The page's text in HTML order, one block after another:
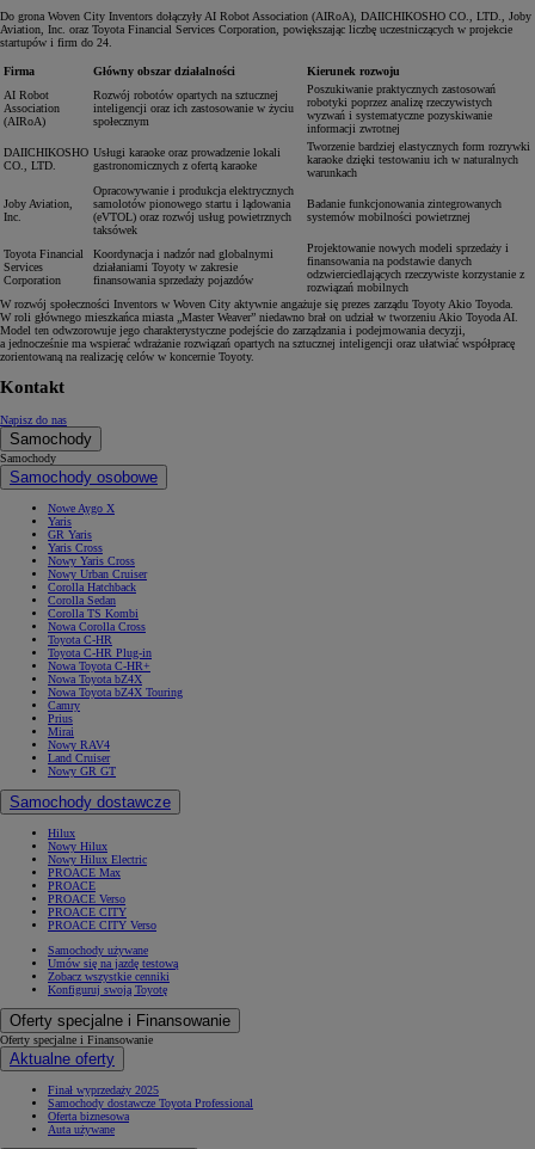
Do grona Woven City Inventors dołączyły AI Robot Association (AIRoA), DAIICHIKOSHO CO., LTD., Joby
Aviation, Inc. oraz Toyota Financial Services Corporation, powiększając liczbę uczestniczących w projekcie
startupów i firm do 24.
Firma Główny obszar działalności
Kierunek rozwoju
AI Robot
Association
(AIRoA)
Rozwój robotów opartych na sztucznej
inteligencji oraz ich zastosowanie w życiu
społecznym
Poszukiwanie praktycznych zastosowań
robotyki poprzez analizę rzeczywistych
wyzwań i systematyczne pozyskiwanie
informacji zwrotnej
DAIICHIKOSHO
CO., LTD.
Usługi karaoke oraz prowadzenie lokali
gastronomicznych z ofertą karaoke
Tworzenie bardziej elastycznych form rozrywki
karaoke dzięki testowaniu ich w naturalnych
warunkach
Joby Aviation,
Inc.
Opracowywanie i produkcja elektrycznych
samolotów pionowego startu i lądowania
(eVTOL) oraz rozwój usług powietrznych
taksówek
Badanie funkcjonowania zintegrowanych
systemów mobilności powietrznej
Toyota Financial
Services
Corporation
Koordynacja i nadzór nad globalnymi
działaniami Toyoty w zakresie
finansowania sprzedaży pojazdów
Projektowanie nowych modeli sprzedaży i
finansowania na podstawie danych
odzwierciedlających rzeczywiste korzystanie z
rozwiązań mobilnych
W rozwój społeczności Inventors w Woven City aktywnie angażuje się prezes zarządu Toyoty Akio Toyoda.
W roli głównego mieszkańca miasta „Master Weaver” niedawno brał on udział w tworzeniu Akio Toyoda AI.
Model ten odwzorowuje jego charakterystyczne podejście do zarządzania i podejmowania decyzji,
a jednocześnie ma wspierać wdrażanie rozwiązań opartych na sztucznej inteligencji oraz ułatwiać współpracę
zorientowaną na realizację celów w koncernie Toyoty.
Kontakt
Napisz do nas
Samochody
Samochody
Samochody osobowe
Nowe Aygo X
Yaris
GR Yaris
Yaris Cross
Nowy Yaris Cross
Nowy Urban Cruiser
Corolla Hatchback
Corolla Sedan
Corolla TS Kombi
Nowa Corolla Cross
Toyota C-HR
Toyota C-HR Plug-in
Nowa Toyota C-HR+
Nowa Toyota bZ4X
Nowa Toyota bZ4X Touring
Camry
Prius
Mirai
Nowy RAV4
Land Cruiser
Nowy GR GT
Samochody dostawcze
Hilux
Nowy Hilux
Nowy Hilux Electric
PROACE Max
PROACE
PROACE Verso
PROACE CITY
PROACE CITY Verso
Samochody używane
Umów się na jazdę testową
Zobacz wszystkie cenniki
Konfiguruj swoją Toyotę
Oferty specjalne i Finansowanie
Oferty specjalne i Finansowanie
Aktualne oferty
Finał wyprzedaży 2025
Samochody dostawcze Toyota Professional
Oferta biznesowa
Auta używane